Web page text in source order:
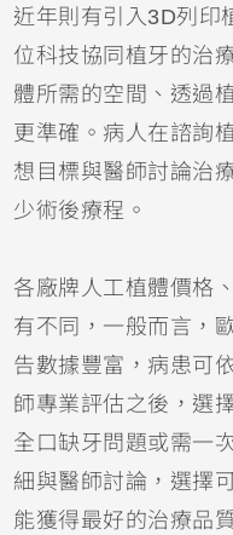
近年則有引入3D列印
位科技協同植牙的治
體所需的空間、透過
更準確。病人在諮詢
想目標與醫師討論治
少術後療程。
各廠牌人工植體價格
有不同，一般而言，
告數據豐富，病患可
師專業評估之後，選
全口缺牙問題或需一
細與醫師討論，選擇
能獲得最好的治療品